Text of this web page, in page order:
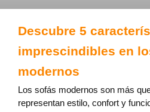
Descubre 5
imprescindibles en
modernos
Los sofás modernos son más
representan estilo, confort y